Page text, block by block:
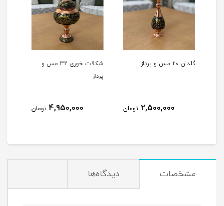
شکلات خوری 32 مس و
4,950,000 تومان
شیرینی خوری 25 مس و
پرداز
5,800,000 تومان
مشخصات دیدگاه‌ها